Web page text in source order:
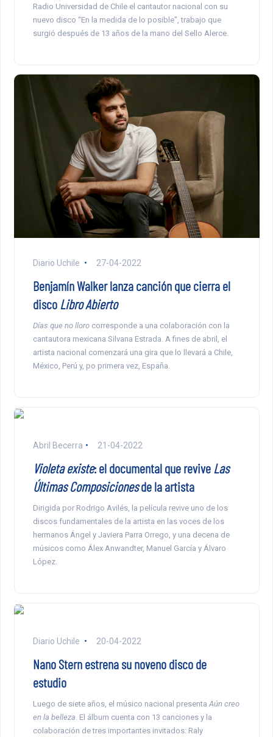
Radio Universidad de Chile el cantautor nacional con su
nuevo disco “En la medida de lo posible”, trabajo que
surgió después de 13 años de la mano del Sello Alerce.
Diario Uchile 27-04-2022
Benjamín Walker lanza canción que cierra el
disco Libro Abierto
Días que no llorocorresponde a una colaboración con la
cantautora mexicana Silvana Estrada. A fines de abril, el
artista nacional comenzará una gira que lo llevará a Chile,
México, Perú y, po primera vez, España.
Abril Becerra 21-04-2022
Violeta existe: el documental que revive Las
Últimas Composicionesde la artista
Dirigida por Rodrigo Avilés, la película revive uno de los
discos fundamentales de la artista en las voces de los
hermanos Ángel y Javiera Parra Orrego, y una decena de
músicos como Álex Anwandter, Manuel García y Álvaro
López.
Diario Uchile 20-04-2022
Nano Stern estrena su noveno disco de
estudio
Luego de siete años, el músico nacional presenta Aún creo
en la belleza . El álbum cuenta con 13 canciones y la
colaboración de tres importantes invitados: Raly